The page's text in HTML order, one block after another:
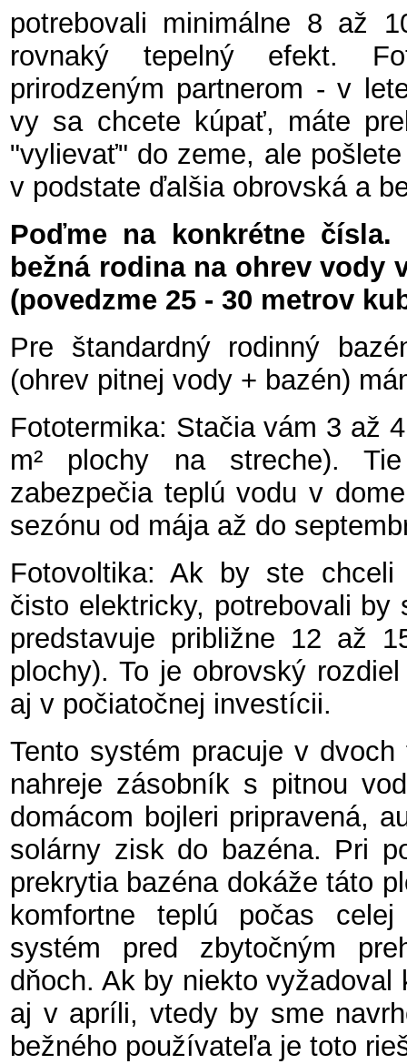
potrebovali minimálne 8 až
rovnaký tepelný efekt.
prirodzeným partnerom - v
vy sa chcete kúpať, máte
"vylievať" do zeme, ale
v podstate ďalšia obrovská a
Poďme na konkrétne
bežná rodina na ohrev vody
(povedzme 25 - 30 metrov
Pre štandardný rodinný
(ohrev pitnej vody + bazén)
Fototermika: Stačia vám 3 až
m² plochy na streche).
zabezpečia teplú vodu v
sezónu od mája až do
Fotovoltika: Ak by ste chceli
čisto elektricky, potrebovali
predstavuje približne 12 až
plochy). To je obrovský
aj v počiatočnej investícii.
Tento systém pracuje v
nahreje zásobník s pitnou
domácom bojleri pripravená,
solárny zisk do bazéna. Pri
prekrytia bazéna dokáže táto
komfortne teplú počas
systém pred zbytočným
dňoch. Ak by niekto
aj v apríli, vtedy by sme
bežného používateľa je toto